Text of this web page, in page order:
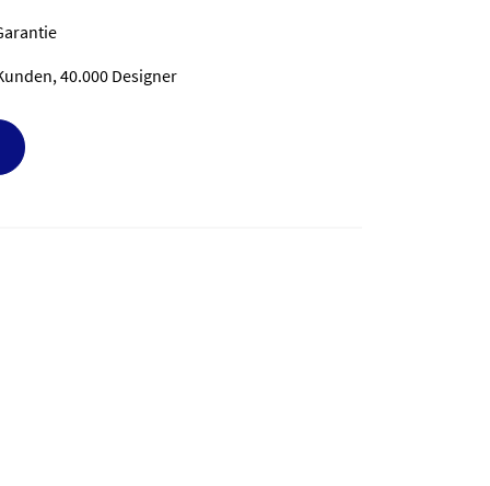
40.000 Designer